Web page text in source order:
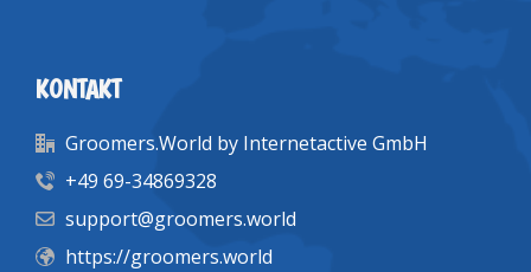
KONTAKT
Groomers.World by Internetactive GmbH
+49 69-34869328
support@groomers.world
https://groomers.world